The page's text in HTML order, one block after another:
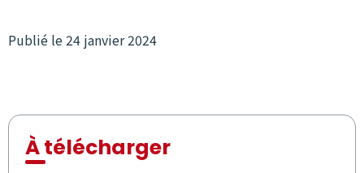
Publié le 24 janvier 2024
À télécharger